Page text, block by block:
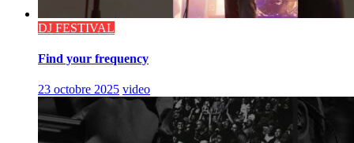
DJ FESTIVAL
Find your frequency
23 octobre 2025 video